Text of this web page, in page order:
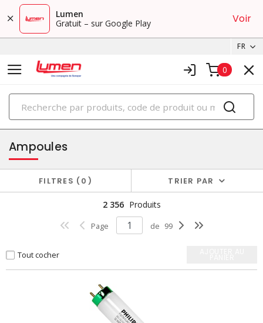
Lumen
Gratuit – sur Google Play
Voir
FR
0
PRODUITS
éclairage
Ampoules
FILTRES 0 TRIER PAR
2 356 Produits
Page de 99
Tout cocher